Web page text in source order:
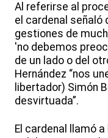
Al referirse al
el cardenal señaló
gestiones de
'no debemos
de un lado o del
Hernández “nos
libertador) Simón
desvirtuada”.
El cardenal llamó